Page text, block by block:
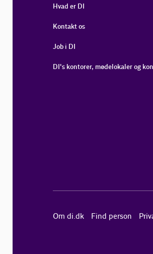
Hvad er DI
Kontakt os
Job i DI
DI's kontorer, mødelokaler og
Om di.dk Find person